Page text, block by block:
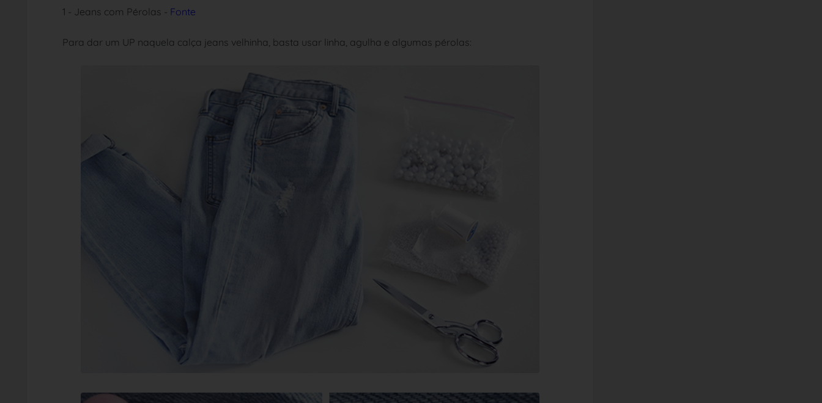
1 - Jeans com Pérolas - Fonte
Para dar um UP naquela calça jeans velhinha, basta usar linha, agulha e algumas pérolas: